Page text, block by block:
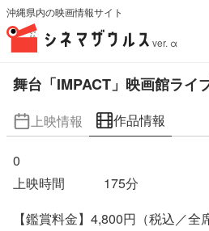
沖縄県内の映画情報サイト
ver. α
舞台「IMPACT」映画館ライ
上映情報 作品情報
0
上映時間
175分
【鑑賞料金】4,800円（税込／